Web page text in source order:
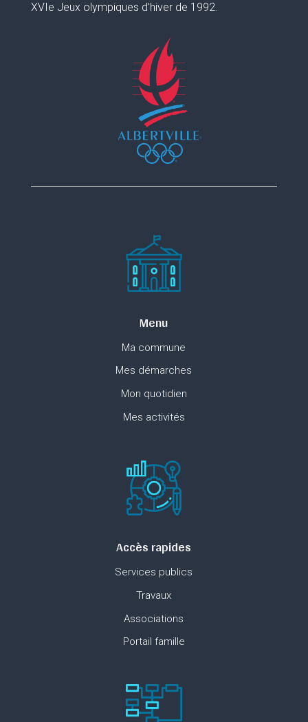
XVIe Jeux olympiques d’hiver de 1992.
Menu
Ma commune
Mes démarches
Mon quotidien
Mes activités
Accès rapides
Services publics
Travaux
Associations
Portail famille